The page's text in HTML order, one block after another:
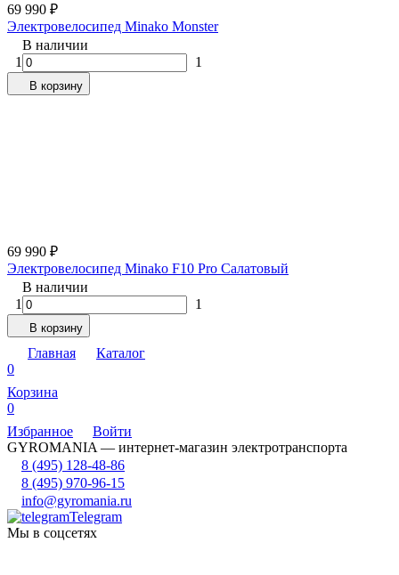
69 990 ₽
Электровелосипед Minako Monster
В наличии
1
1
В корзину
69 990 ₽
Электровелосипед Minako F10 Pro Салатовый
В наличии
1
1
В корзину
Главная
Каталог
0
Корзина
0
Избранное
Войти
GYROMANIA — интернет-магазин электротранспорта
8 (495) 128-48-86
8 (495) 970-96-15
info@gyromania.ru
Telegram
Мы в соцсетях